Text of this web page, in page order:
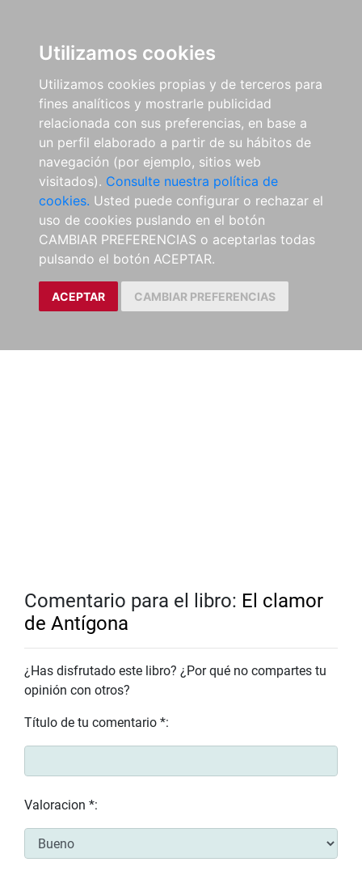
Utilizamos cookies
Utilizamos cookies propias y de terceros para
fines analíticos y mostrarle publicidad
relacionada con sus preferencias, en base a
un perfil elaborado a partir de su hábitos de
navegación (por ejemplo, sitios web
visitados). Consulte nuestra política de
cookies. Usted puede configurar o rechazar el
uso de cookies puslando en el botón
CAMBIAR PREFERENCIAS o aceptarlas todas
pulsando el botón ACEPTAR.
ACEPTAR CAMBIAR PREFERENCIAS
Comentario para el libro: El clamor
de Antígona
¿Has disfrutado este libro? ¿Por qué no compartes tu
opinión con otros?
Título de tu comentario *:
Valoracion *: